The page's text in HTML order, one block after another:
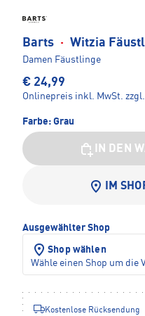
Barts · Witzia
Damen Fäustlinge
€ 24,99
Onlinepreis inkl. MwSt. zzgl.
Farbe: Grau
IN DEN
IM
Ausgewählter Shop
Shop wählen
Wähle einen Shop um die
Kostenlose Rücksendung